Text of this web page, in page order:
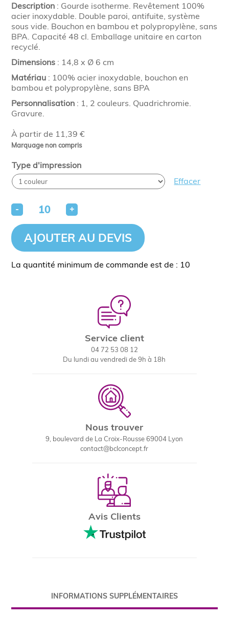
À partir de 11,39 €
Marquage non compris
Description : Gourde isotherme. Revêtement 100%
acier inoxydable. Double paroi, antifuite, système
sous vide. Bouchon en bambou et polypropylène, sans
BPA. Capacité 48 cl. Emballage unitaire en carton
recyclé.
Dimensions : 14,8 x Ø 6 cm
Matériau : 100% acier inoxydable, bouchon en
bambou et polypropylène, sans BPA
Personnalisation : 1, 2 couleurs. Quadrichromie.
Gravure.
Type d'impression
Effacer
- +
AJOUTER AU DEVIS
La quantité minimum de commande est de : 10
Service client
04 72 53 08 12
Du lundi au vendredi de 9h à 18h
Nous trouver
9, boulevard de La Croix-Rousse 69004 Lyon
contact@bclconcept.fr
Avis Clients
INFORMATIONS SUPPLÉMENTAIRES